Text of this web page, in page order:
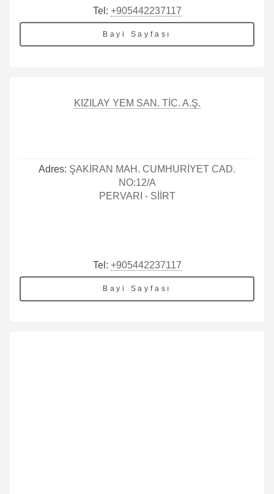
Tel: +905442237117
Bayi Sayfası
KIZILAY YEM SAN. TİC. A.Ş.
Adres: ŞAKİRAN MAH. CUMHURİYET CAD.
NO:12/A
PERVARI - SİİRT
Tel: +905442237117
Bayi Sayfası